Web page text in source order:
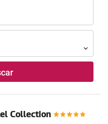
Collection